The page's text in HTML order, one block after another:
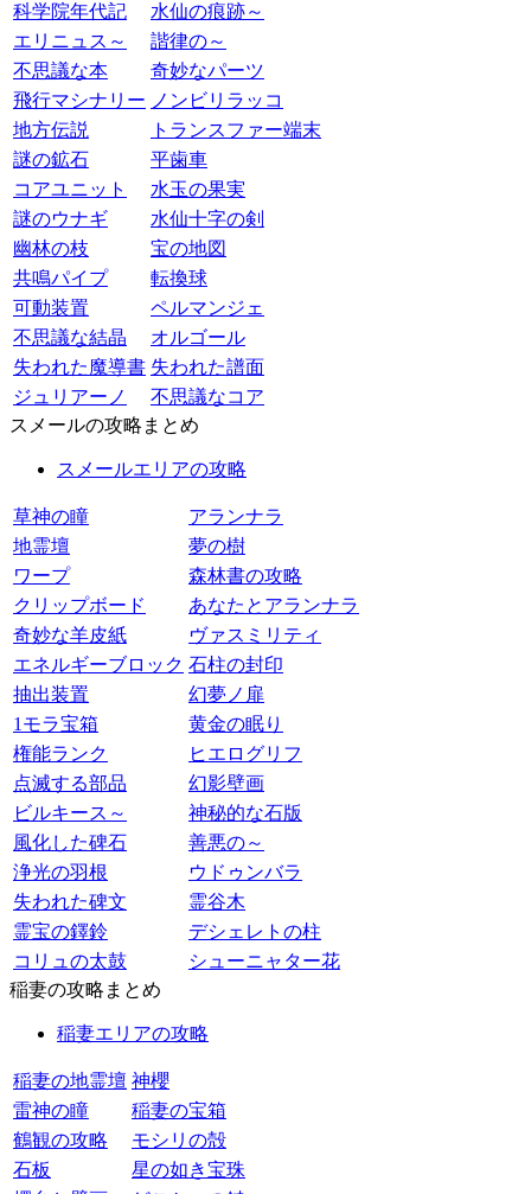
科学院年代記
水仙の痕跡～
エリニュス～
諧律の～
不思議な本
奇妙なパーツ
飛行マシナリー ノンビリラッコ
地方伝説
トランスファー端末
謎の鉱石
平歯車
コアユニット
水玉の果実
謎のウナギ
水仙十字の剣
幽林の枝
宝の地図
共鳴パイプ
転換球
可動装置
ペルマンジェ
不思議な結晶
オルゴール
失われた魔導書 失われた譜面
ジュリアーノ
不思議なコア
スメールの攻略まとめ
スメールエリアの攻略
草神の瞳
アランナラ
地霊壇
夢の樹
ワープ
森林書の攻略
クリップボード
あなたとアランナラ
奇妙な羊皮紙
ヴァスミリティ
エネルギーブロック 石柱の封印
抽出装置
幻夢ノ扉
1モラ宝箱
黄金の眠り
権能ランク
ヒエログリフ
点滅する部品
幻影壁画
ビルキース～
神秘的な石版
風化した碑石
善悪の～
浄光の羽根
ウドゥンバラ
失われた碑文
霊谷木
霊宝の鐸鈴
デシェレトの柱
コリュの太鼓
シューニャター花
稲妻の攻略まとめ
稲妻エリアの攻略
稲妻の地霊壇 神櫻
雷神の瞳
稲妻の宝箱
鶴観の攻略
モシリの殻
石板
星の如き宝珠